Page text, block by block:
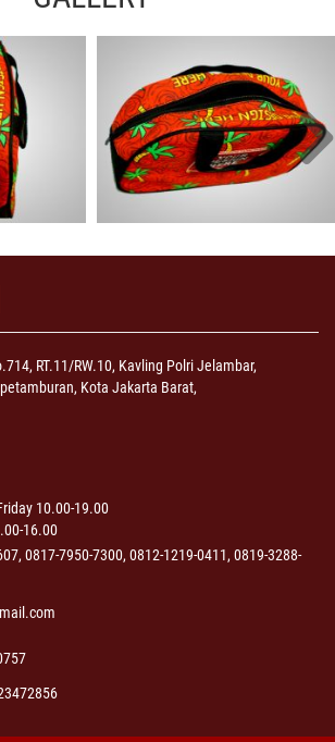
RT.11/RW.10, Kavling Polri Jelambar,
Kota Jakarta Barat,
10.00-19.00
16.00
0817-7950-7300, 0812-1219-0411, 0819-3288-